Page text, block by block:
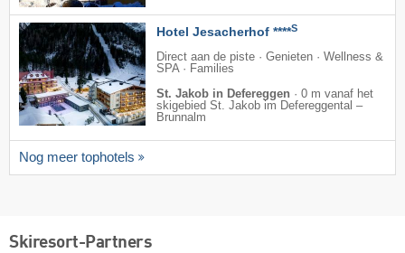
Hotel Jesacherhof ****S
Direct aan de piste · Genieten · Wellness &
SPA · Families
St. Jakob in Defereggen · 0 m vanaf het
skigebied St. Jakob im Defereggental –
Brunnalm
Nog meer tophotels
Skiresort-Partners